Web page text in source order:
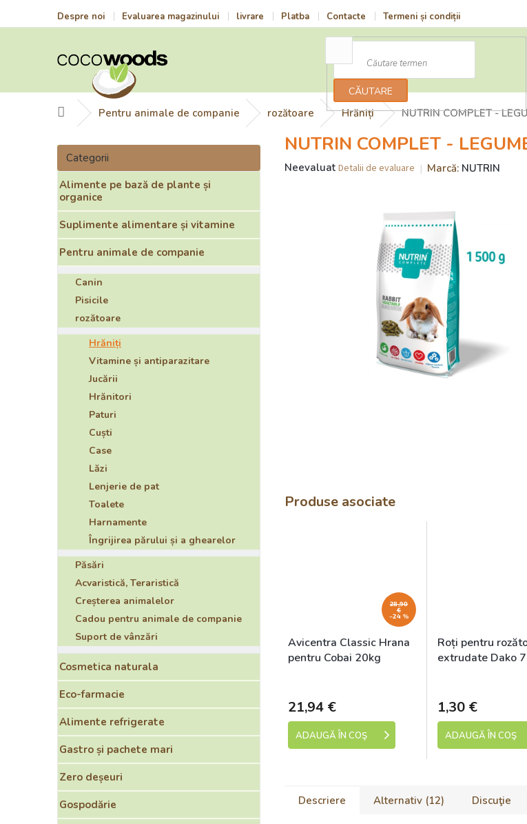
Despre noi Evaluarea magazinului livrare Platba Contacte Termeni și condiții
CĂUTARE
AcasăPentru animale de companie rozătoare Hrăniți NUTRIN COMPLET -
B
r
ă
l
a
t
e
r
a
Sari
peste
categorii
Categorii
Alimente pe bază de plante și
organice
Suplimente alimentare și vitamine
Pentru animale de companie
Canin
Pisicile
rozătoare
Hrăniți
Vitamine și antiparazitare
Jucării
Hrănitori
Paturi
Cuști
Case
Lăzi
Lenjerie de pat
Toalete
Harnamente
Îngrijirea părului și a ghearelor
Păsări
Acvaristică, Teraristică
Creșterea animalelor
Cadou pentru animale de companie
Suport de vânzări
Cosmetica naturala
Eco-farmacie
Alimente refrigerate
Gastro și pachete mari
Zero deșeuri
Gospodărie
NUTRIN COMPLET -
Evaluarea
Neevaluat Detalii de evaluare Marcă: NUTRIN
Produse asociate
28,90
€
–24 %
Avicentra Classic Hrana
pentru Cobai 20kg
21,94 €
ADAUGĂ ÎN COŞ
Roți pentru
extrudate Dako
1,30 €
ADAUGĂ ÎN COŞ
Descriere Alternativ (12) Discuţie